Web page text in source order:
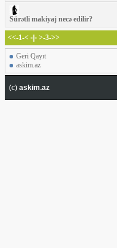
Sürətli makiyaj necə edilir?
<<-1-< -|- >-3->>
Geri Qayıt
askim.az
(c) askim.az